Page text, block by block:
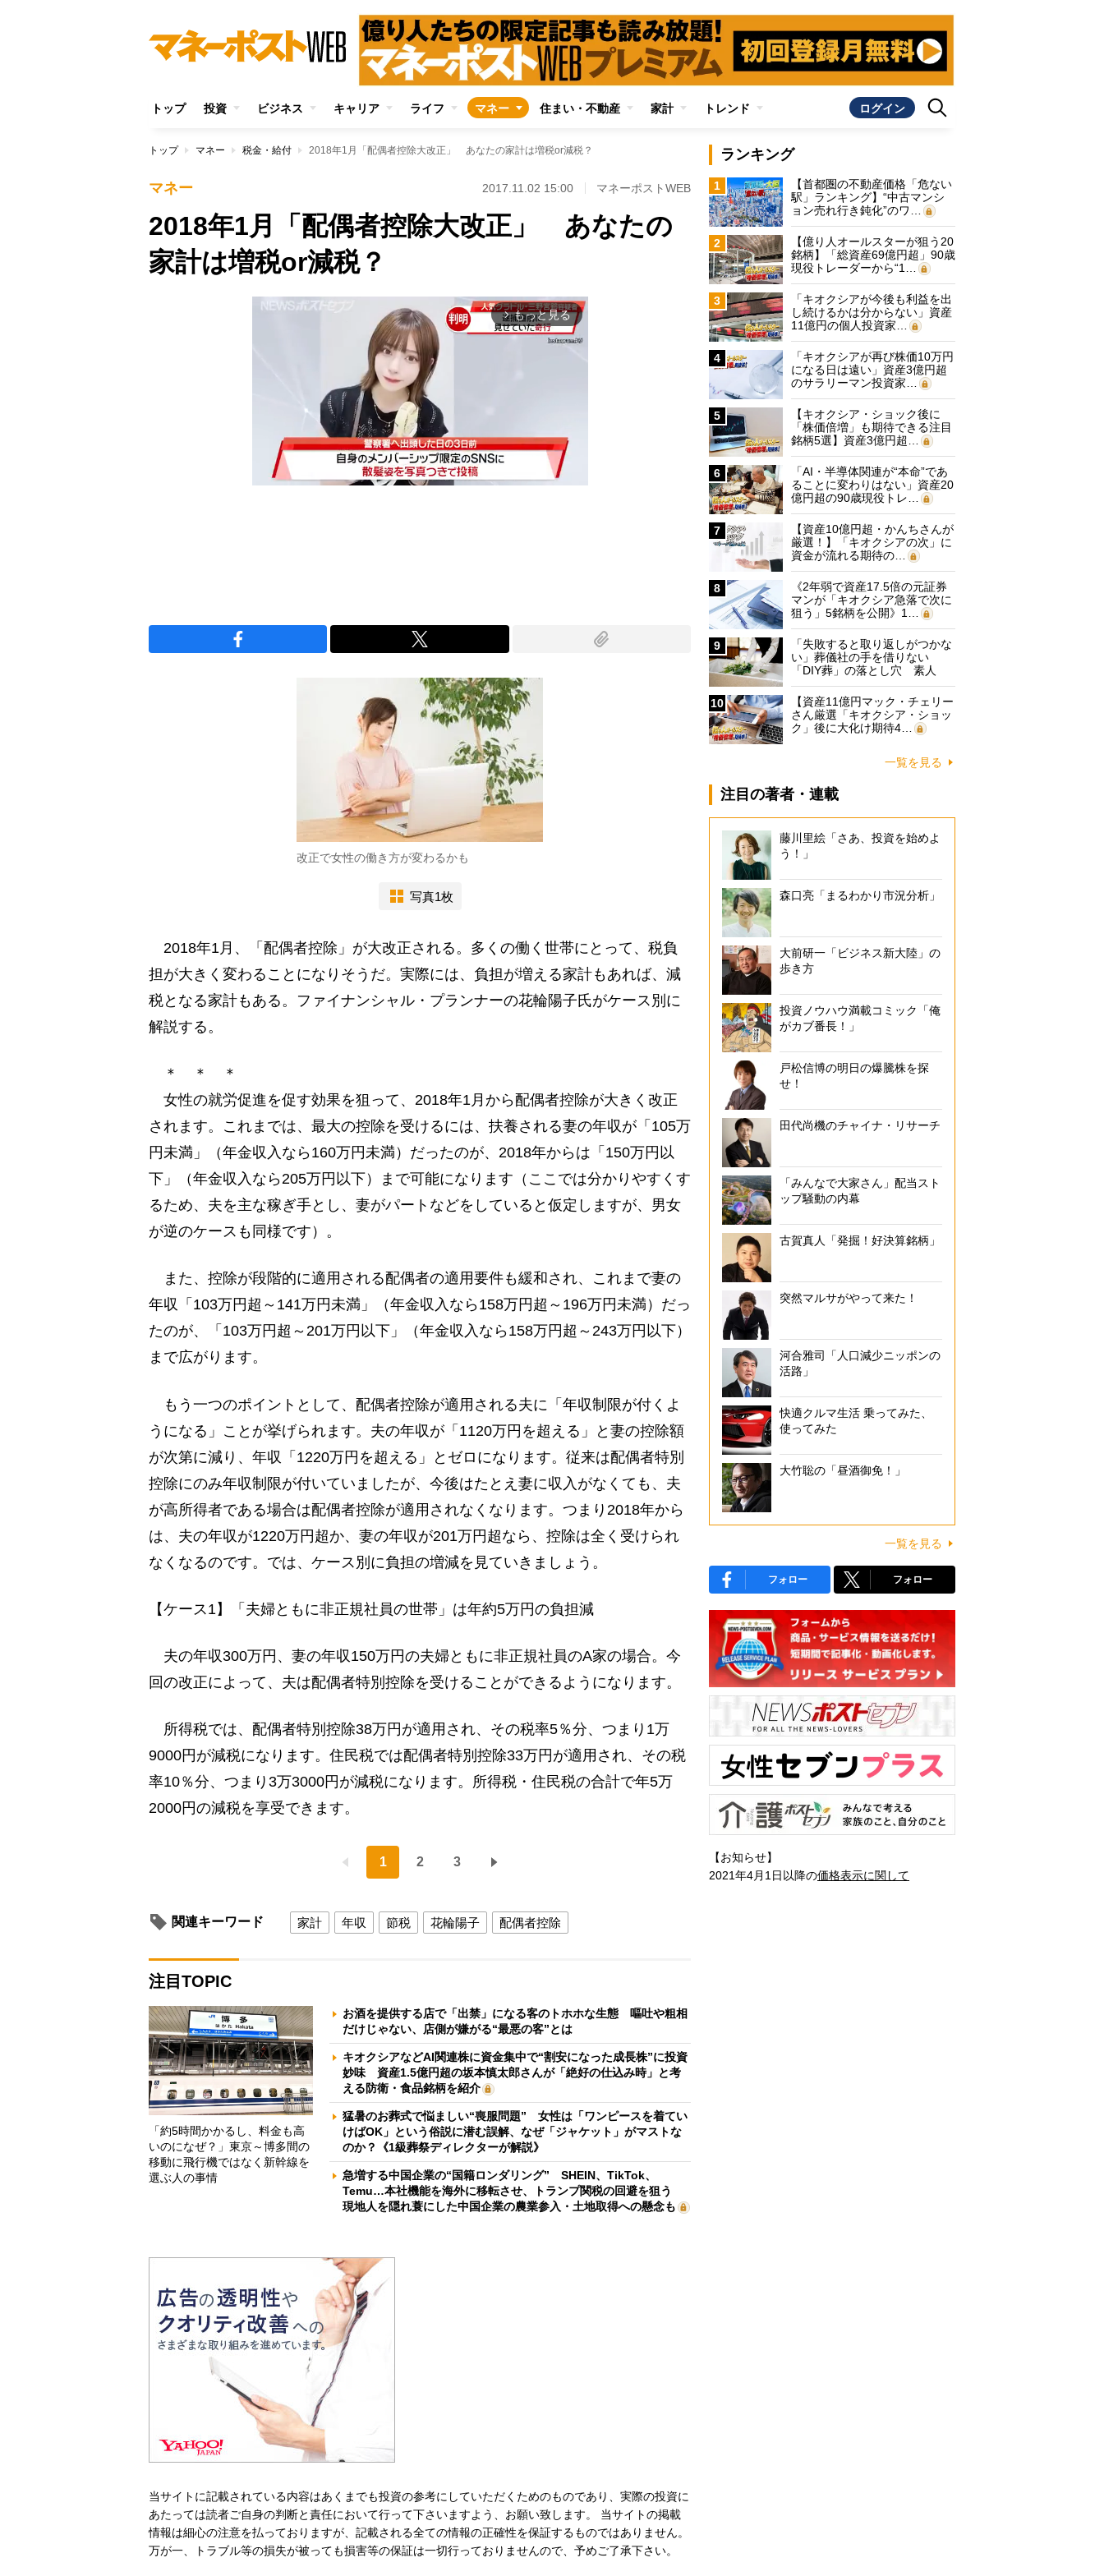
トップ 投資 ビジネス キャリア ライフ マネー 住まい・不動産 家計 トレンド ログイン
トップ マネー 税金・給付 2018年1月「配偶者控除大改正」 あなたの家計は増税or減税？
マネー 2017.11.02 15:00 マネーポストWEB
2018年1月「配偶者控除大改正」 あなたの
家計は増税or減税？
arrow_forward_ios もっと見る
改正で女性の働き方が変わるかも
写真1枚
2018年1月、「配偶者控除」が大改正される。多くの働く世帯にとって、税負
担が大きく変わることになりそうだ。実際には、負担が増える家計もあれば、減
税となる家計もある。ファイナンシャル・プランナーの花輪陽子氏がケース別に
解説する。
＊ ＊ ＊
女性の就労促進を促す効果を狙って、2018年1月から配偶者控除が大きく改正
されます。これまでは、最大の控除を受けるには、扶養される妻の年収が「105万
円未満」（年金収入なら160万円未満）だったのが、2018年からは「150万円以
下」（年金収入なら205万円以下）まで可能になります（ここでは分かりやすくす
るため、夫を主な稼ぎ手とし、妻がパートなどをしていると仮定しますが、男女
が逆のケースも同様です）。
また、控除が段階的に適用される配偶者の適用要件も緩和され、これまで妻の
年収「103万円超～141万円未満」（年金収入なら158万円超～196万円未満）だっ
たのが、「103万円超～201万円以下」（年金収入なら158万円超～243万円以下）
まで広がります。
もう一つのポイントとして、配偶者控除が適用される夫に「年収制限が付くよ
うになる」ことが挙げられます。夫の年収が「1120万円を超える」と妻の控除額
が次第に減り、年収「1220万円を超える」とゼロになります。従来は配偶者特別
控除にのみ年収制限が付いていましたが、今後はたとえ妻に収入がなくても、夫
が高所得者である場合は配偶者控除が適用されなくなります。つまり2018年から
は、夫の年収が1220万円超か、妻の年収が201万円超なら、控除は全く受けられ
なくなるのです。では、ケース別に負担の増減を見ていきましょう。
【ケース1】「夫婦ともに非正規社員の世帯」は年約5万円の負担減
夫の年収300万円、妻の年収150万円の夫婦ともに非正規社員のA家の場合。今
回の改正によって、夫は配偶者特別控除を受けることができるようになります。
所得税では、配偶者特別控除38万円が適用され、その税率5％分、つまり1万
9000円が減税になります。住民税では配偶者特別控除33万円が適用され、その税
率10％分、つまり3万3000円が減税になります。所得税・住民税の合計で年5万
2000円の減税を享受できます。
1 2 3
関連キーワード 家計 年収 節税 花輪陽子 配偶者控除
注目TOPIC
「約5時間かかるし、料金も高
いのになぜ？」東京～博多間の
移動に飛行機ではなく新幹線を
選ぶ人の事情
お酒を提供する店で「出禁」になる客のトホホな生態 嘔吐や粗相
だけじゃない、店側が嫌がる“最悪の客”とは
キオクシアなどAI関連株に資金集中で“割安になった成長株”に投資
妙味 資産1.5億円超の坂本慎太郎さんが「絶好の仕込み時」と考
える防衛・食品銘柄を紹介
猛暑のお葬式で悩ましい“喪服問題” 女性は「ワンピースを着てい
けばOK」という俗説に潜む誤解、なぜ「ジャケット」がマストな
のか？《1級葬祭ディレクターが解説》
急増する中国企業の“国籍ロンダリング” SHEIN、TikTok、
Temu…本社機能を海外に移転させ、トランプ関税の回避を狙う
現地人を隠れ蓑にした中国企業の農業参入・土地取得への懸念も
当サイトに記載されている内容はあくまでも投資の参考にしていただくためのものであり、実際の投資に
あたっては読者ご自身の判断と責任において行って下さいますよう、お願い致します。 当サイトの掲載
情報は細心の注意を払っておりますが、記載される全ての情報の正確性を保証するものではありません。
万が一、トラブル等の損失が被っても損害等の保証は一切行っておりませんので、予めご了承下さい。
ランキング
1
【首都圏の不動産価格「危ない
駅」ランキング】“中古マンシ
ョン売れ行き鈍化”のワ…
2
【億り人オールスターが狙う20
銘柄】「総資産69億円超」90歳
現役トレーダーから“1…
3
「キオクシアが今後も利益を出
し続けるかは分からない」資産
11億円の個人投資家…
4
「キオクシアが再び株価10万円
になる日は遠い」資産3億円超
のサラリーマン投資家…
5
【キオクシア・ショック後に
「株価倍増」も期待できる注目
銘柄5選】資産3億円超…
6
「AI・半導体関連が“本命”であ
ることに変わりはない」資産20
億円超の90歳現役トレ…
7
【資産10億円超・かんちさんが
厳選！】「キオクシアの次」に
資金が流れる期待の…
8
《2年弱で資産17.5倍の元証券
マンが「キオクシア急落で次に
狙う」5銘柄を公開》1…
9
「失敗すると取り返しがつかな
い」葬儀社の手を借りない
「DIY葬」の落とし穴 素人
に…
10
【資産11億円マック・チェリー
さん厳選「キオクシア・ショッ
ク」後に大化け期待4…
一覧を見る
注目の著者・連載
藤川里絵「さあ、投資を始めよ
う！」
森口亮「まるわかり市況分析」
大前研一「ビジネス新大陸」の
歩き方
投資ノウハウ満載コミック「俺
がカブ番長！」
戸松信博の明日の爆騰株を探
せ！
田代尚機のチャイナ・リサーチ
「みんなで大家さん」配当スト
ップ騒動の内幕
古賀真人「発掘！好決算銘柄」
突然マルサがやって来た！
河合雅司「人口減少ニッポンの
活路」
快適クルマ生活 乗ってみた、
使ってみた
大竹聡の「昼酒御免！」
一覧を見る
フォロー フォロー
【お知らせ】
2021年4月1日以降の価格表示に関して